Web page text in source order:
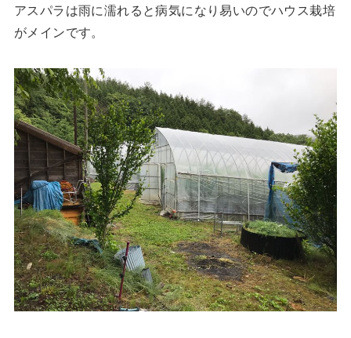
アスパラは雨に濡れると病気になり易いのでハウス栽培
がメインです。